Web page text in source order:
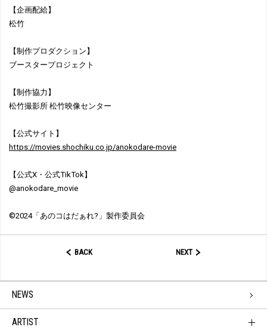
【企画配給】
松竹
【制作プロダクション】
ブースタープロジェクト
【制作協力】
松竹撮影所 松竹映像センター
【公式サイト】
https://movies.shochiku.co.jp/anokodare-movie
【公式X・公式TikTok】
@anokodare_movie
©2024「あのコはだぁれ?」製作委員会
BACK NEXT
NEWS
ARTIST